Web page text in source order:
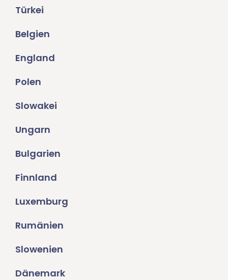
Türkei
Belgien
England
Polen
Slowakei
Ungarn
Bulgarien
Finnland
Luxemburg
Rumänien
Slowenien
Dänemark